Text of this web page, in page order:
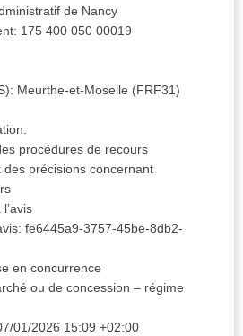
de Nancy
175 400 050 00019
Meurthe-et-Moselle (FRF31)
procédures de recours
précisions concernant
fe6445a9-3757-45be-8db2-
en concurrence
ou de concession – régime
01/2026 15:09 +02:00